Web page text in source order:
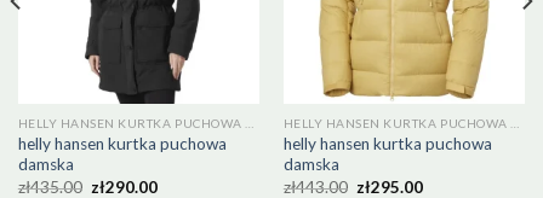
HELLY HANSEN KURTKA PUCHOWA DAMSKA
helly hansen kurtka puchowa
damska
zł435.00 zł290.00
HELLY HANSEN KURTKA PUCHOWA DAMSKA
helly hansen kurtka puchowa
damska
zł443.00 zł295.00